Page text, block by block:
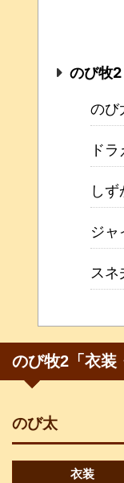
のび牧2
のび
ド
しず
ジャ
スネ
のび牧2「衣装
のび太
衣装